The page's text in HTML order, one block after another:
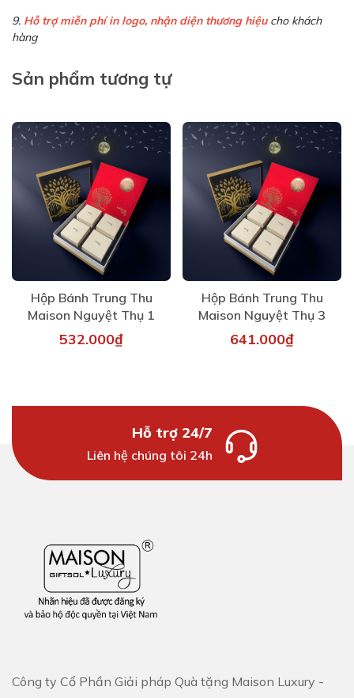
9. Hỗ trợ miễn phí in logo, nhận diện thương hiệucho khách
hàng
Sản phẩm tương tự
Hộp Bánh Trung Thu
Maison Nguyệt Thụ 1
532.000₫
Hộp Bánh Trung Thu
Maison Nguyệt Thụ 3
641.000₫
Hỗ trợ 24/7
Liên hệ chúng tôi 24h
Công ty Cổ Phần Giải pháp Quà tặng Maison Luxury -